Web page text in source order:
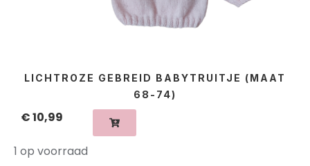
LICHTROZE GEBREID BABYTRUITJE (MAAT
68-74)
€10,99
1 op voorraad